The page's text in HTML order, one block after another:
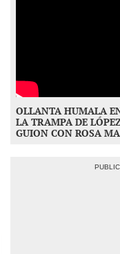
OLLANTA HUMALA
LA TRAMPA DE
GUION CON ROSA